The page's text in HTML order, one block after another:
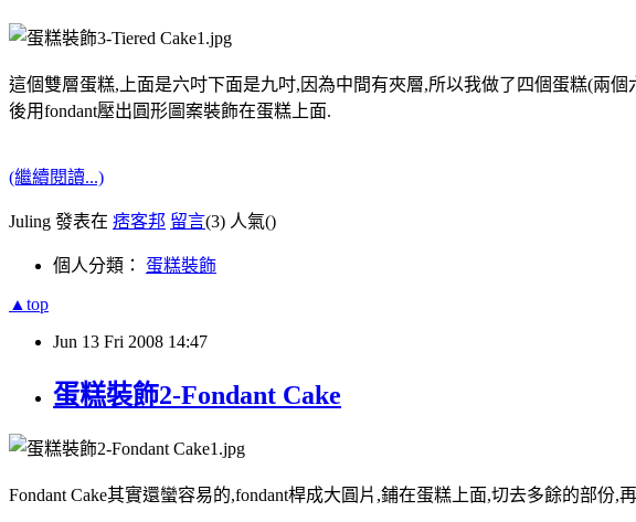
這個雙層蛋糕,上面是六吋下面是九吋,因為中間有夾層,所以我做了四個蛋糕(兩
後用fondant壓出圓形圖案裝飾在蛋糕上面.
(繼續閱讀...)
Juling 發表在 痞客邦 留言(3) 人氣()
個人分類： 蛋糕裝飾
▲top
Jun 13 Fri 2008 14:47
蛋糕裝飾2-Fondant Cake
Fondant Cake其實還蠻容易的,fondant桿成大圓片,鋪在蛋糕上面,切去多餘的部份,